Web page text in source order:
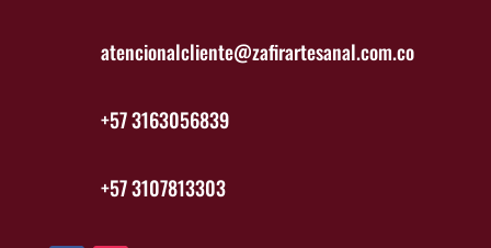
atencionalcliente@zafirartesanal.com.co
+57 3163056839
+57 3107813303